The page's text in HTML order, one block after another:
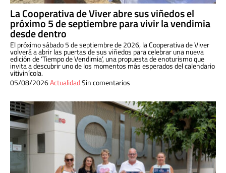
La Cooperativa de Viver abre sus viñedos el
próximo 5 de septiembre para vivir la vendimia
desde dentro
El próximo sábado 5 de septiembre de 2026, la Cooperativa de Viver
volverá a abrir las puertas de sus viñedos para celebrar una nueva
edición de ‘Tiempo de Vendimia’, una propuesta de enoturismo que
invita a descubrir uno de los momentos más esperados del calendario
vitivinícola.
05/08/2026ActualidadSin comentarios